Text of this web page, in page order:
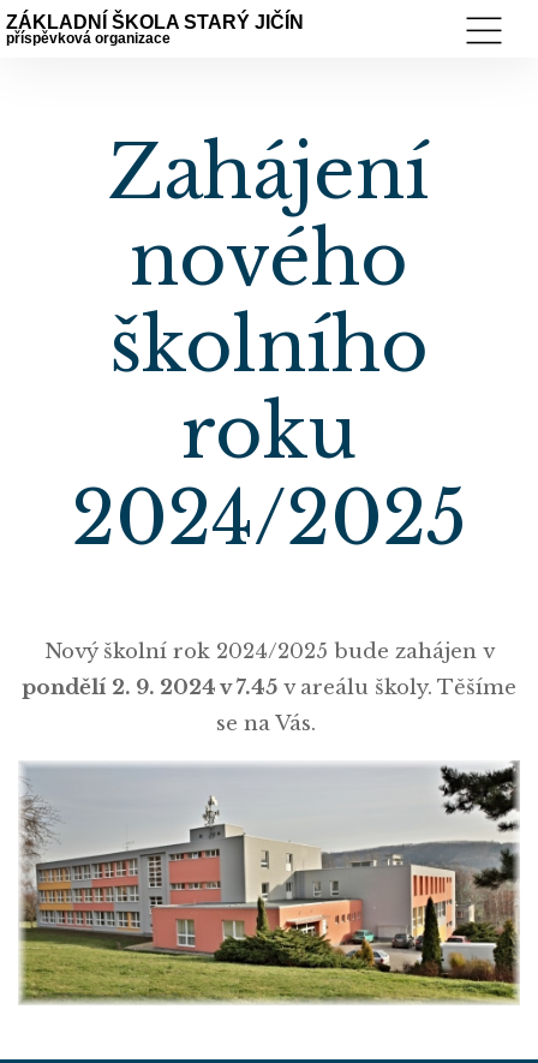
ZÁKLADNÍ ŠKOLA STARÝ JIČÍN
příspěvková organizace
Zahájení
nového
školního
roku
2024/2025
Nový školní rok 2024/2025 bude zahájen v
pondělí 2. 9. 2024 v 7.45 v areálu školy. Těšíme
se na Vás.